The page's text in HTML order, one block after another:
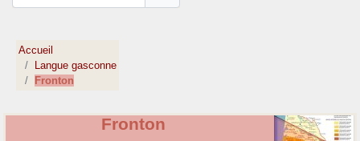
Accueil
Langue gasconne
Fronton
Fronton